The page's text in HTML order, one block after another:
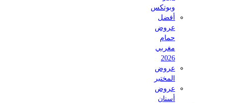
وبوتكس
أفضل
عروض
حمام
مغربي
عروض
المختبر
عروض
أسنان